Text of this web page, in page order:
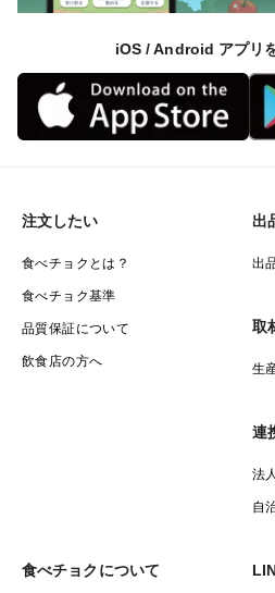
iOS / Android アプリ
注文したい
食べチョクとは？
食べチョク基準
品質保証について
飲食店の方へ
出
出
取
生
連
法
自
食べチョクについて